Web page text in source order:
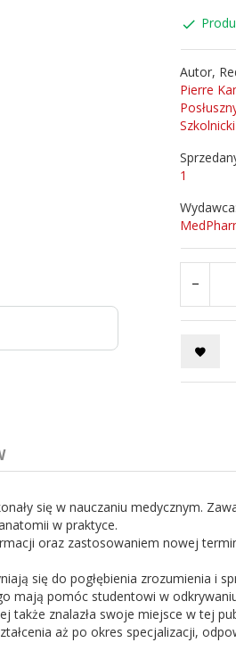
Autor,
Pierre
Szkolnicki
1
Wydawca:
się w nauczaniu medycznym.
w praktyce.
oraz zastosowaniem nowej
się do pogłębienia zrozumienia i
mają pomóc studentowi w
także znalazła swoje miejsce w tej
aż po okres specjalizacji,
tułowia